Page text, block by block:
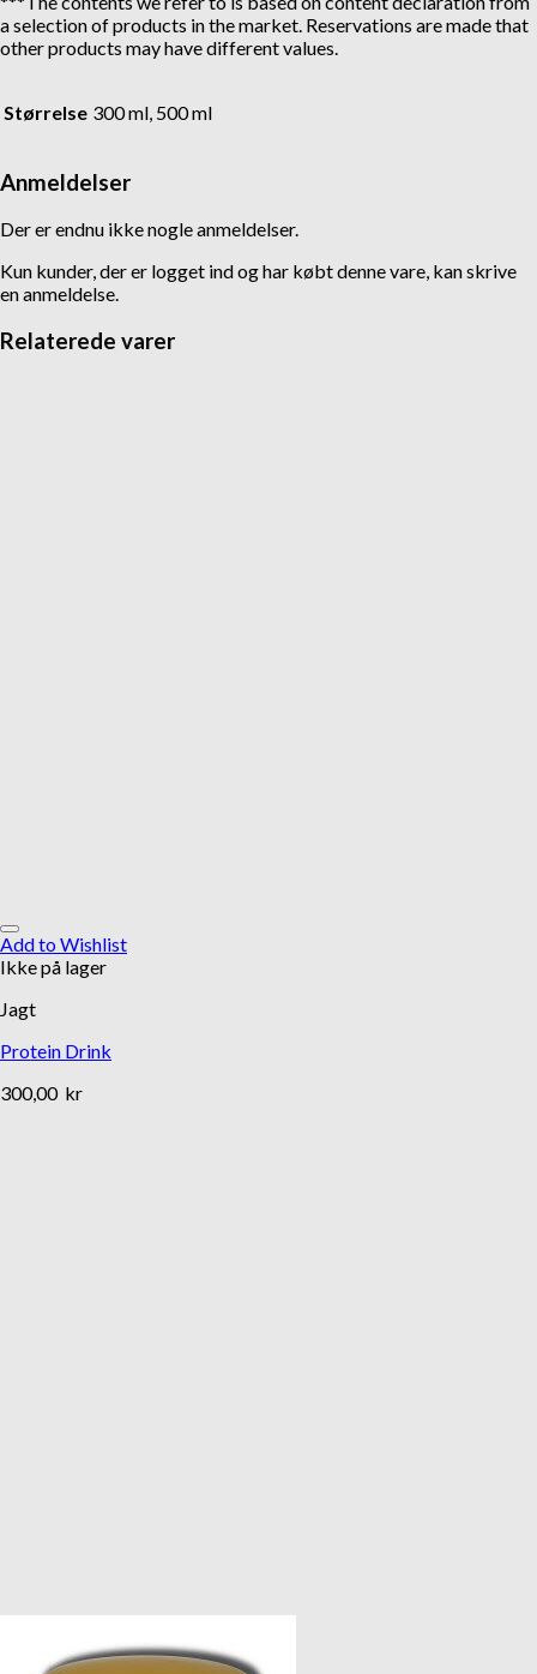
a selection of products in the market. Reservations are made that
other products may have different values.
Størrelse 300 ml, 500 ml
Anmeldelser
Der er endnu ikke nogle anmeldelser.
Kun kunder, der er logget ind og har købt denne vare, kan skrive
en anmeldelse.
Relaterede varer
Add to Wishlist
Ikke på lager
Jagt
Protein Drink
300,00 kr